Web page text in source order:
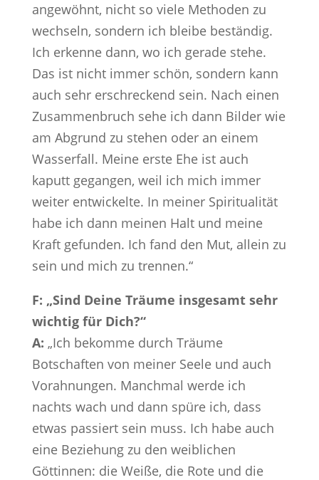
angewöhnt, nicht so viele Methoden zu
wechseln, sondern ich bleibe beständig.
Ich erkenne dann, wo ich gerade stehe.
Das ist nicht immer schön, sondern kann
auch sehr erschreckend sein. Nach einen
Zusammenbruch sehe ich dann Bilder wie
am Abgrund zu stehen oder an einem
Wasserfall. Meine erste Ehe ist auch
kaputt gegangen, weil ich mich immer
weiter entwickelte. In meiner Spiritualität
habe ich dann meinen Halt und meine
Kraft gefunden. Ich fand den Mut, allein zu
sein und mich zu trennen.“
F: „Sind Deine Träume insgesamt sehr
wichtig für Dich?“
A: „Ich bekomme durch Träume
Botschaften von meiner Seele und auch
Vorahnungen. Manchmal werde ich
nachts wach und dann spüre ich, dass
etwas passiert sein muss. Ich habe auch
eine Beziehung zu den weiblichen
Göttinnen: die Weiße, die Rote und die